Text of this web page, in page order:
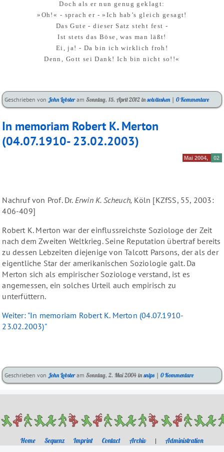
Doch als er nun genug geklagt:
»Oh!« - sprach er - »Ich hab’s gleich gesagt!
Das Gute - dieser Satz steht fest -
Ist stets das Böse, was man läßt!
Ei, ja! - Da bin ich wirklich froh!
Denn, Gott sei Dank! Ich bin nicht so!!«
Geschrieben von John LobsteramSonntag, 15. April 2012 inKategorien:
solvitesken |0 Kommentare
In memoriam Robert K. Merton
(04.07.1910- 23.02.2003)
Mai 2004 02
Nachruf von Prof. Dr. Erwin K. Scheuch, Köln [KZfSS, 55, 2003:
406-409]
Robert K. Merton war der einflussreichste Soziologe der Zeit
nach dem Zweiten Weltkrieg. Seine Reputation übertraf bereits
zu dessen Lebzeiten diejenige von Talcott Parsons, der als der
eigentliche Star der amerikanischen Soziologie galt. Da
Merton sich als empirischer Soziologe verstand, ist es
angemessen, ein solches Urteil auch empirisch zu
unterfüttern.
Weiter: "In memoriam Robert K. Merton (04.07.1910-
23.02.2003)"
Geschrieben vonJohn LobsteramSonntag, 2. Mai 2004 inKategorien:
snips |0 Kommentare
Home Sequenz Imprint Contact Archiv | Administration